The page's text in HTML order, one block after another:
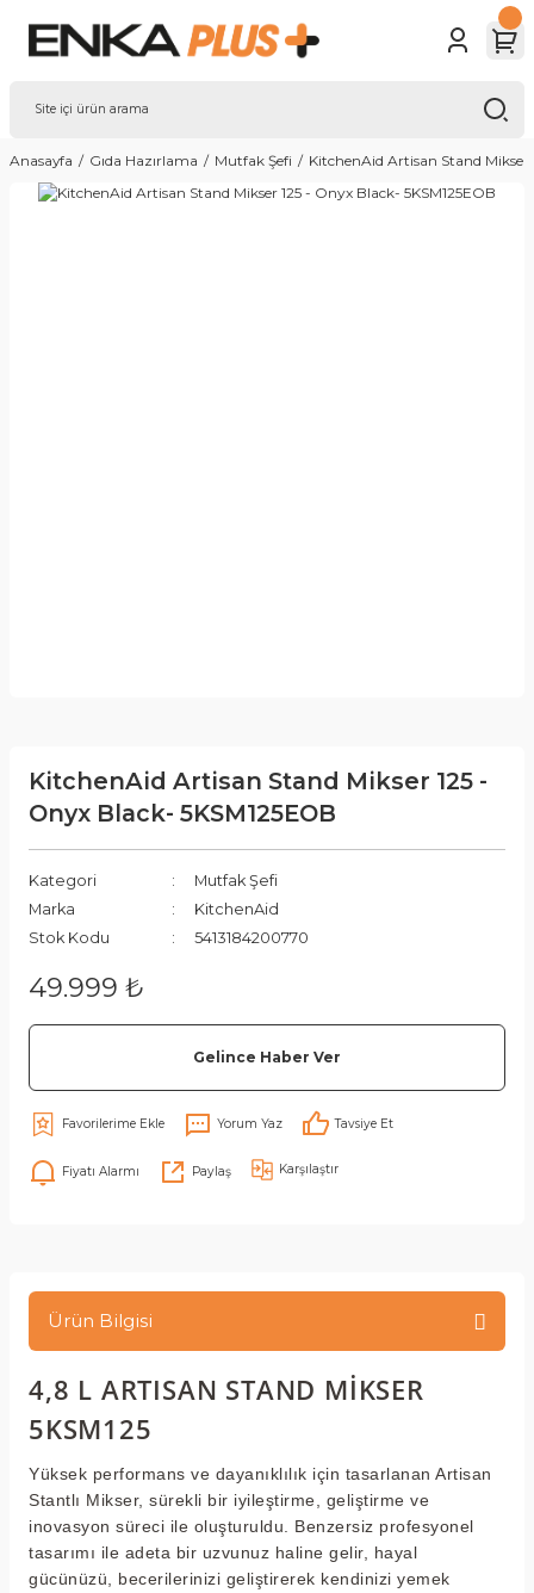
Anasayfa Gıda Hazırlama Mutfak Şefi KitchenAid Artisan Stand Mikser
KitchenAid Artisan Stand Mikser 125 -
Onyx Black- 5KSM125EOB
Kategori
Mutfak Şefi
Marka
KitchenAid
Stok Kodu
5413184200770
49.999 ₺
Gelince Haber Ver
Yorum Yaz Tavsiye Et
Fiyatı Alarmı Paylaş Karşılaştır
Ürün Bilgisi
4,8 L ARTISAN STAND MİKSER
5KSM125
Yüksek performans ve dayanıklılık için tasarlanan Artisan
Stantlı Mikser, sürekli bir iyileştirme, geliştirme ve
inovasyon süreci ile oluşturuldu. Benzersiz profesyonel
tasarımı ile adeta bir uzvunuz haline gelir, hayal
gücünüzü, becerilerinizi geliştirerek kendinizi yemek